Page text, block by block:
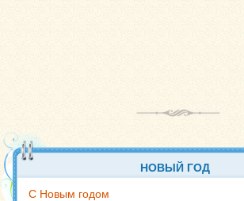
НОВЫЙ ГОД
С Новым годом